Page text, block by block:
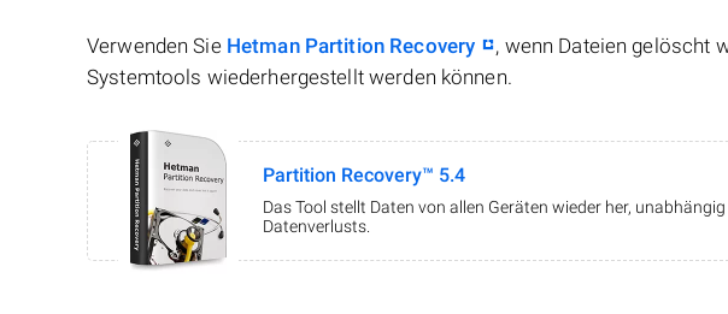
Verwenden Sie Hetman Partition Recovery
, wenn Dateien gelöscht
Systemtools wiederhergestellt werden können.
Partition Recovery™ 5.4
Das Tool stellt Daten von allen Geräten wieder her,
Datenverlusts.